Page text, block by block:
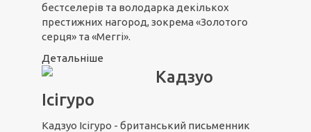
бестселерів та володарка декількох
престижних нагород, зокрема «Золотого
серця» та «Меггі».
Детальніше
Кадзуо
Ісігуро
Кадзуо Ісігуро - британський письменник